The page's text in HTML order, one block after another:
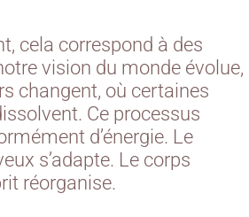
cela correspond à des
vision du monde évolue,
changent, où certaines
Ce processus
d’énergie. Le
s’adapte. Le corps
réorganise.